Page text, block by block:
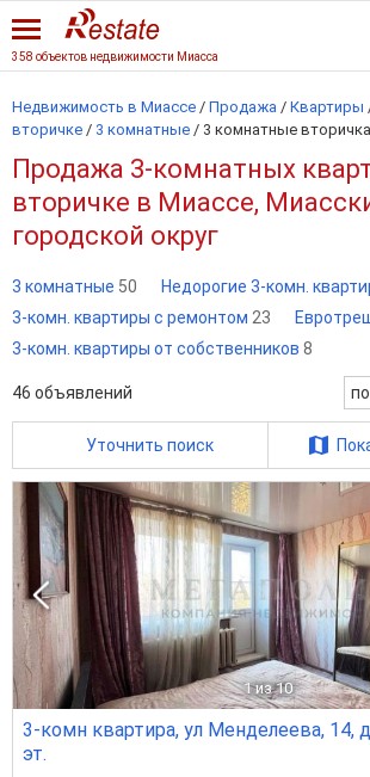
358 объектов недвижимости Миасса
Недвижимость в Миассе / Продажа / Квартиры
вторичке / 3 комнатные / 3 комнатные вторичка
Продажа 3-комнатных
вторичке в Миассе,
городской округ
3 комнатные 50 Недорогие 3-комн.
3-комн. квартиры с ремонтом 23
3-комн. квартиры от собственников 8
46 объявлений
Уточнить поиск
1 из 10
3-комн квартира, ул Менделеева, 14,
эт.